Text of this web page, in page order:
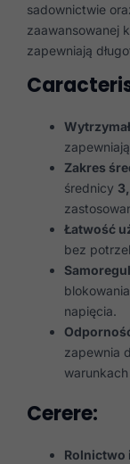
sadownictwie
zaawansowanej
zapewniają
Zakres
średnicy
Łatwość
bez
napięcia.
zapewnia
Cerere:
Rolnictwo